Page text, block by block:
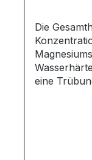
Die
eine